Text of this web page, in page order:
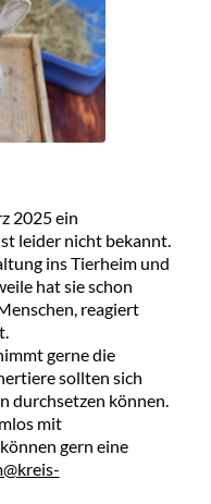
2025 ein
leider nicht bekannt.
ins Tierheim und
hat sie schon
reagiert
gerne die
sollten sich
durchsetzen können.
mit
gern eine